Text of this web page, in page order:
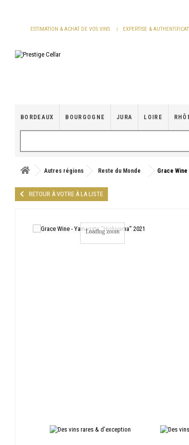
ESTIMATION & ACHAT DE VOS VINS EXPERTISE &
BORDEAUX BOURGOGNE JURA LOIRE
Autres régions Reste du Monde Grace Wine
RETOUR À VOTRE À LA LISTE
Loading zoom